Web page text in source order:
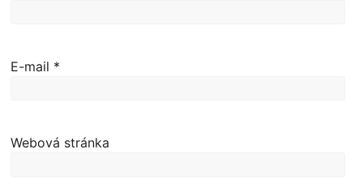
E-mail *
Webová stránka